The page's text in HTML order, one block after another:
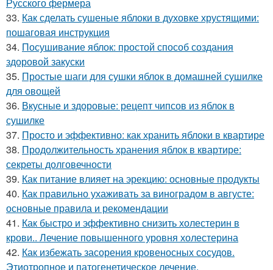
Русского фермера
33. Как сделать сушеные яблоки в духовке хрустящими:
пошаговая инструкция
34. Посушивание яблок: простой способ создания
здоровой закуски
35. Простые шаги для сушки яблок в домашней сушилке
для овощей
36. Вкусные и здоровые: рецепт чипсов из яблок в
сушилке
37. Просто и эффективно: как хранить яблоки в квартире
38. Продолжительность хранения яблок в квартире:
секреты долговечности
39. Как питание влияет на эрекцию: основные продукты
40. Как правильно ухаживать за виноградом в августе:
основные правила и рекомендации
41. Как быстро и эффективно снизить холестерин в
крови.. Лечение повышенного уровня холестерина
42. Как избежать засорения кровеносных сосудов.
Этиотропное и патогенетическое лечение.